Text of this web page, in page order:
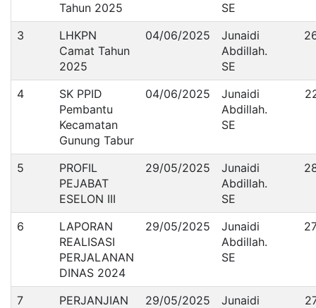
Tahun 2025
SE
3
LHKPN
Camat Tahun
2025
04/06/2025
Junaidi
Abdillah.
SE
4
SK PPID
Pembantu
Kecamatan
Gunung Tabur
04/06/2025
Junaidi
Abdillah.
SE
5
PROFIL
PEJABAT
ESELON III
29/05/2025
Junaidi
Abdillah.
SE
6
LAPORAN
REALISASI
PERJALANAN
DINAS 2024
29/05/2025
Junaidi
Abdillah.
SE
7
PERJANJIAN
29/05/2025
Junaidi